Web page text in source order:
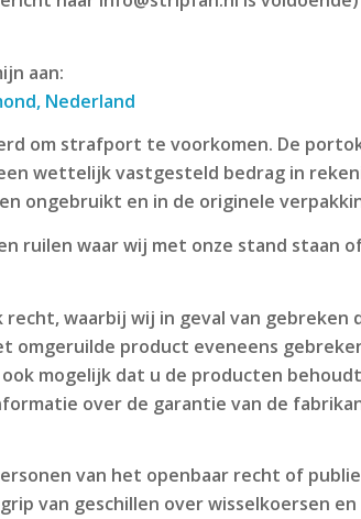
aan:
Nederland
om strafport te voorkomen. De
wettelijk vastgesteld bedrag in
ongebruikt en in de originele
ruilen waar wij met onze stand staan
waarbij wij in geval van
omgeruilde product eveneens
mogelijk dat u de producten
over de garantie van de
van het openbaar recht of
van geschillen over wisselkoersen